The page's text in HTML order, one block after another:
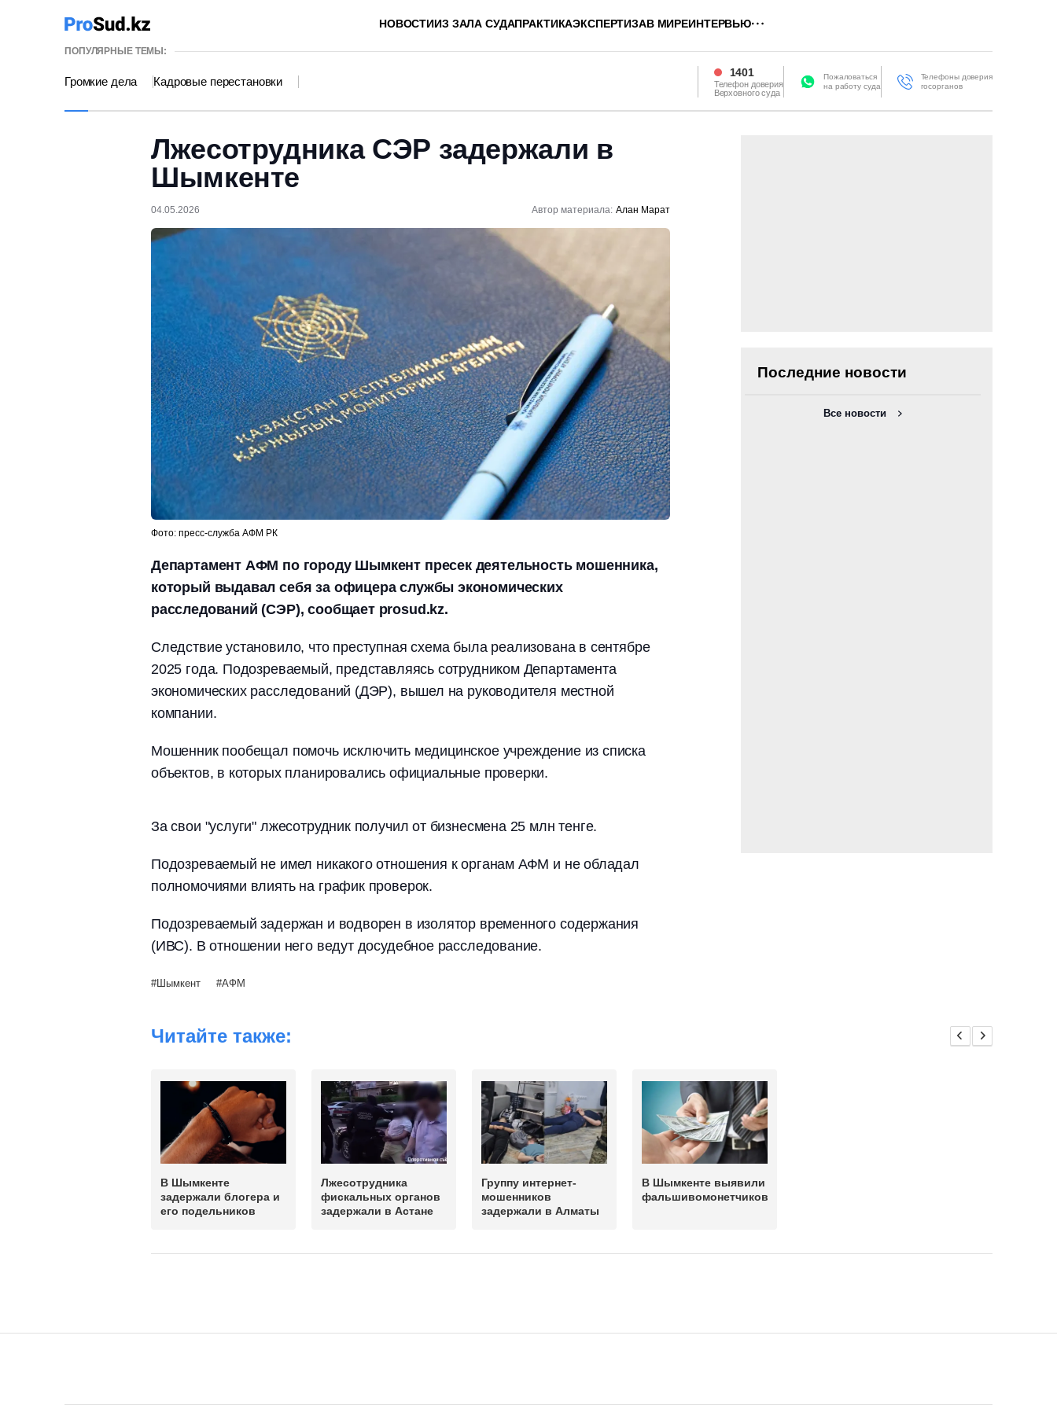
НОВОСТИИЗ ЗАЛА СУДАПРАКТИКАЭКСПЕРТИЗАВ МИРЕИНТЕРВЬЮ
ПОПУЛЯРНЫЕ ТЕМЫ:
Громкие дела Кадровые перестановки
1401
Телефон доверия
Верховного суда
Пожаловаться
на работу суда
Телефоны доверия
госорганов
Лжесотрудника СЭР задержали в
Шымкенте
04.05.2026 Автор материала: Алан Марат
Фото: пресс-служба АФМ РК
Департамент АФМ по городу Шымкент пресек деятельность мошенника,
который выдавал себя за офицера службы экономических
расследований (СЭР), сообщает prosud.kz.
Следствие установило, что преступная схема была реализована в сентябре
2025 года. Подозреваемый, представляясь сотрудником Департамента
экономических расследований (ДЭР), вышел на руководителя местной
компании.
Мошенник пообещал помочь исключить медицинское учреждение из списка
объектов, в которых планировались официальные проверки.
За свои "услуги" лжесотрудник получил от бизнесмена 25 млн тенге.
Подозреваемый не имел никакого отношения к органам АФМ и не обладал
полномочиями влиять на график проверок.
Подозреваемый задержан и водворен в изолятор временного содержания
(ИВС). В отношении него ведут досудебное расследование.
Шымкент АФМ
Последние новости
Все новости
Читайте также:
В Шымкенте
задержали блогера и
его подельников
Лжесотрудника
фискальных органов
задержали в Астане
Группу интернет-
мошенников
задержали в Алматы
В Шымкенте выявили
фальшивомонетчиков